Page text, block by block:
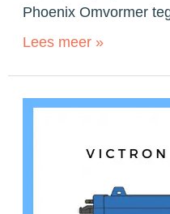
Phoenix Omvormer
Lees meer »